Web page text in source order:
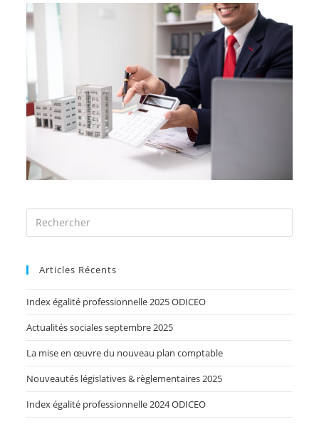
Articles Récents
Index égalité professionnelle 2025 ODICEO
Actualités sociales septembre 2025
La mise en œuvre du nouveau plan comptable
Nouveautés législatives & règlementaires 2025
Index égalité professionnelle 2024 ODICEO